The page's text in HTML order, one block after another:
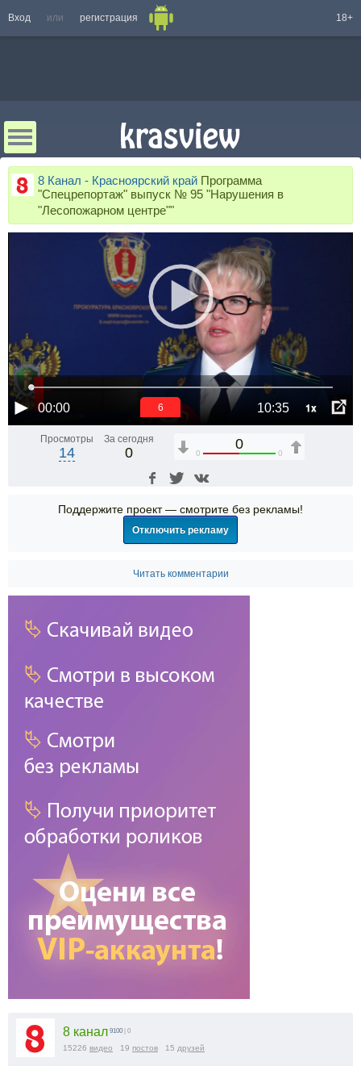
Вход или регистрация 18+
8 Канал - Красноярский край Программа
"Спецрепортаж" выпуск № 95 "Нарушения в
"Лесопожарном центре""
00:00 10:35 1x
6
Просмотры
14
За сегодня
0
0
0 0
Поддержите проект — смотрите без рекламы!
Отключить рекламу
Читать комментарии
8 канал 9100 | 0
15226 видео 19 постов 15 друзей